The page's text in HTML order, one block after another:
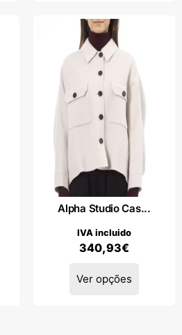
Alpha Studio Cas...
340,93€
IVA incluido
Ver opções